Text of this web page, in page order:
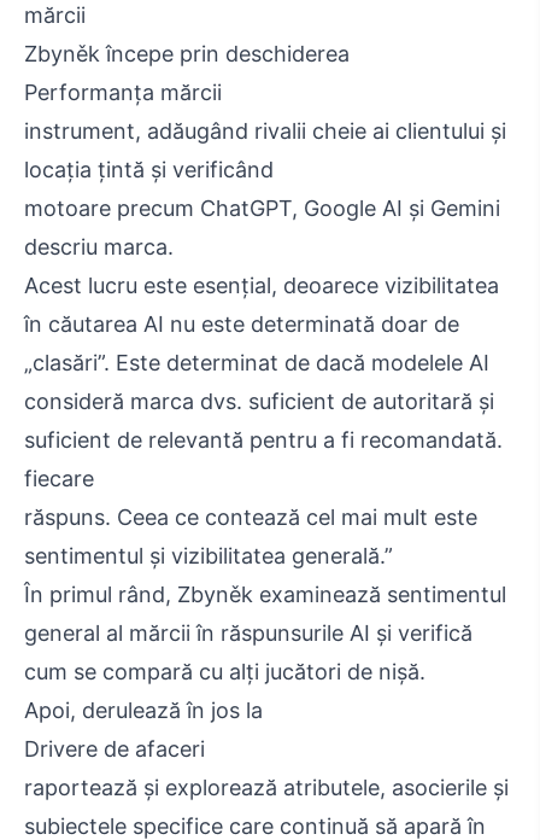
mărcii
Zbyněk începe prin deschiderea
Performanța mărcii
instrument, adăugând rivalii cheie ai clientului și
locația țintă și verificând
motoare precum ChatGPT, Google AI și Gemini
descriu marca.
Acest lucru este esențial, deoarece vizibilitatea
în căutarea AI nu este determinată doar de
„clasări”. Este determinat de dacă modelele AI
consideră marca dvs. suficient de autoritară și
suficient de relevantă pentru a fi recomandată.
fiecare
răspuns. Ceea ce contează cel mai mult este
sentimentul și vizibilitatea generală.”
În primul rând, Zbyněk examinează sentimentul
general al mărcii în răspunsurile AI și verifică
cum se compară cu alți jucători de nișă.
Apoi, derulează în jos la
Drivere de afaceri
raportează și explorează atributele, asocierile și
subiectele specifice care continuă să apară în